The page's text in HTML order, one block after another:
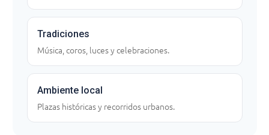
Tradiciones
Música, coros, luces y celebraciones.
Ambiente local
Plazas históricas y recorridos urbanos.